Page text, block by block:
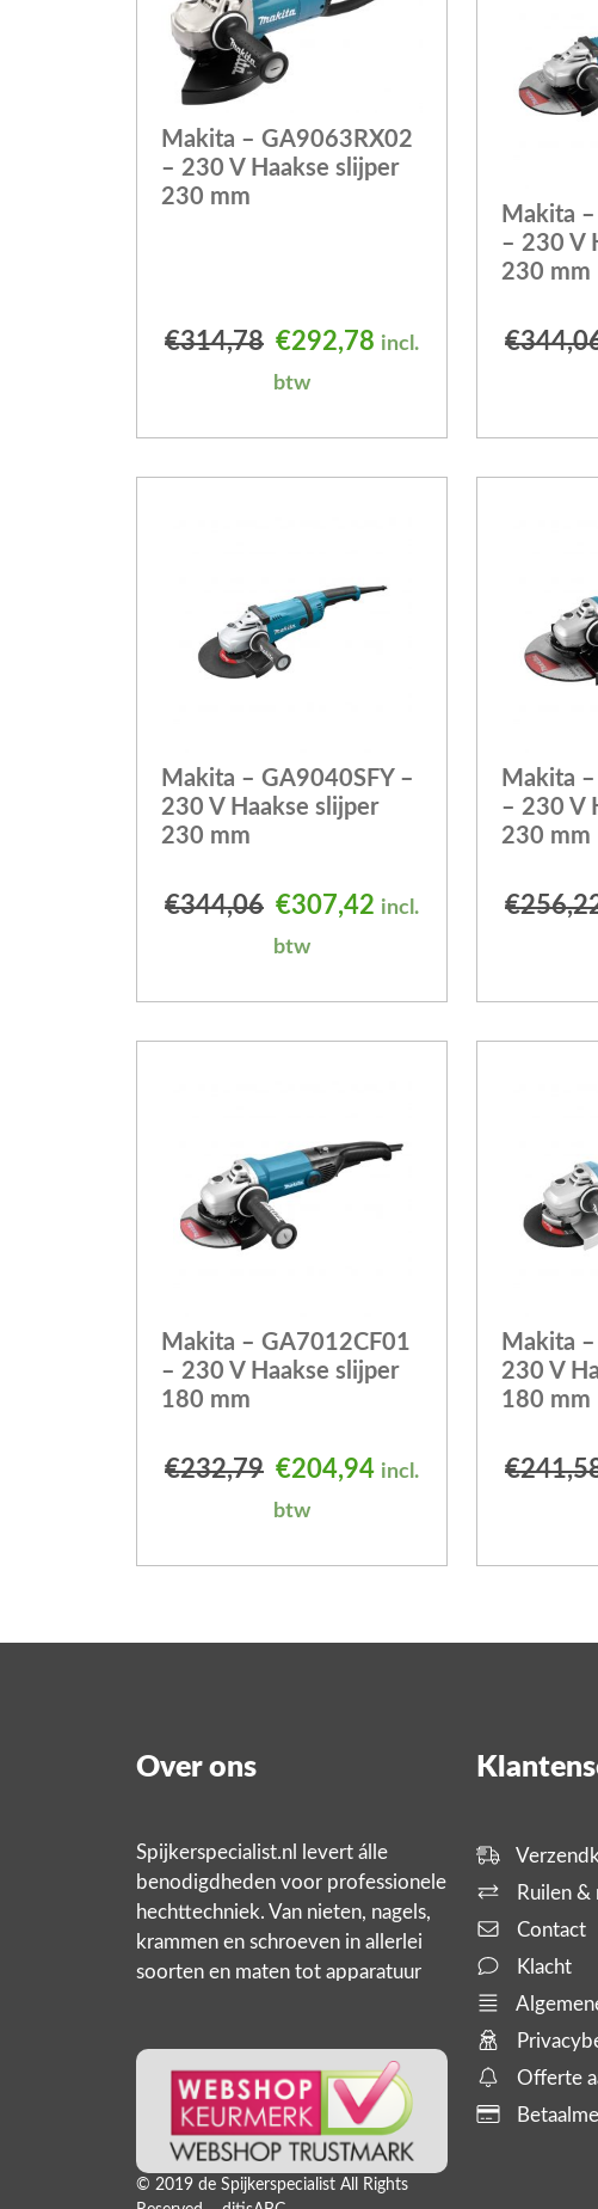
Makita – GA9063RX02
– 230 V Haakse slijper
230 mm
€314,78 Oorspronkelijke prijs was:
€292,78 Huidige prijs is:
incl.
btw
Makita
– 230 V
230 mm
€
Makita – GA9040SFY –
230 V Haakse slijper
230 mm
€344,06 Oorspronkelijke prijs was:
€307,42 Huidige prijs is:
incl.
btw
Makita
– 230 V
230 mm
€
Makita – GA7012CF01
– 230 V Haakse slijper
180 mm
€232,79 Oorspronkelijke prijs was:
€204,94Huidige prijs is:
incl.
btw
Makita
230 V
180 mm
€
Over ons
Spijkerspecialist.nl levert álle
benodigdheden voor professionele
hechttechniek. Van nieten, nagels,
krammen en schroeven in allerlei
soorten en maten tot apparatuur
producten,
© 2019 de Spijkerspecialist All Rights
Ruilen
Contact
Klacht
Offerte